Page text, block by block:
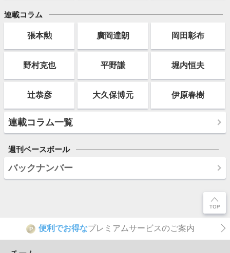
連載コラム
張本勲 廣岡達朗 岡田彰布
野村克也 平野謙 堀内恒夫
辻恭彦 大久保博元 伊原春樹
連載コラム一覧
週刊ベースボール
バックナンバー
P 便利でお得なプレミアムサービスのご案内